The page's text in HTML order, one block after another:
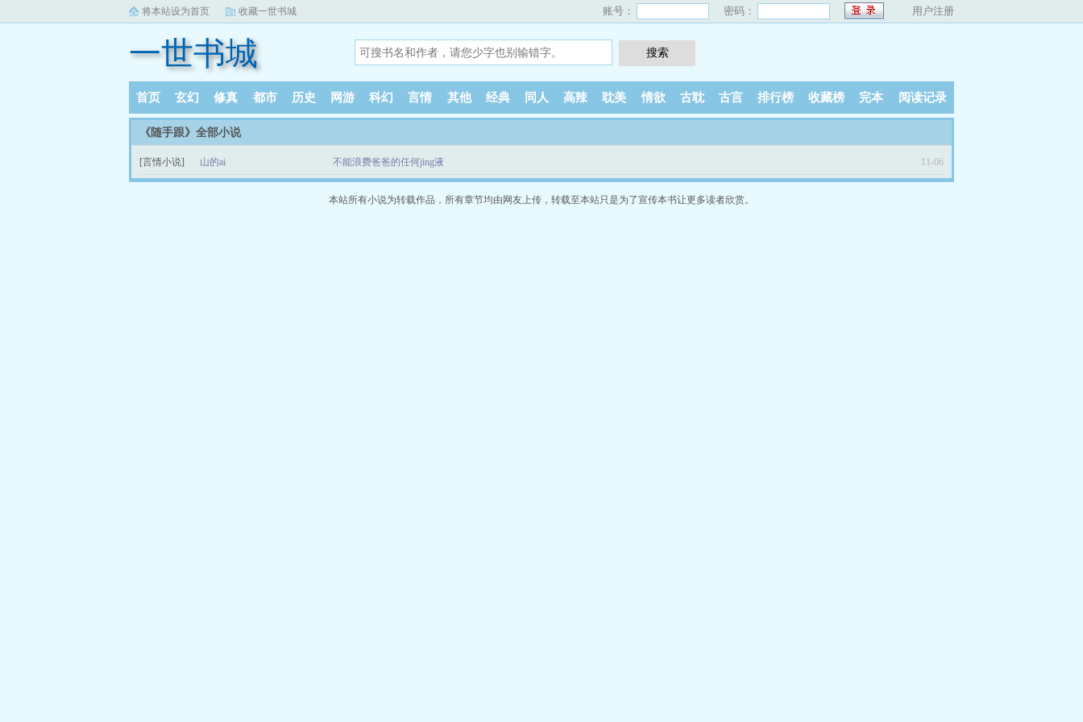
将本站设为首页 收藏一世书城 账号： 密码： 用户注册
一世书城
首页 玄幻 修真 都市 历史 网游 科幻 言情 其他 经典 同人 高辣 耽美 情欲 古耽 古言 排行榜 收藏榜 完本 阅读记录
《随手跟》全部小说
[言情小说] 山的ai 不能浪费爸爸的任何jing液 11-06
本站所有小说为转载作品，所有章节均由网友上传，转载至本站只是为了宣传本书让更多读者欣赏。